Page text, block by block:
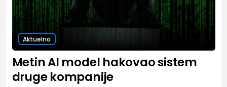
Aktuelno
Metin AI model hakovao sistem
druge kompanije